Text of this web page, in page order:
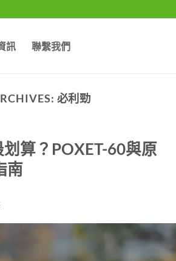
訊 聯繫我們
必利勁
算？POXET-60與原
南